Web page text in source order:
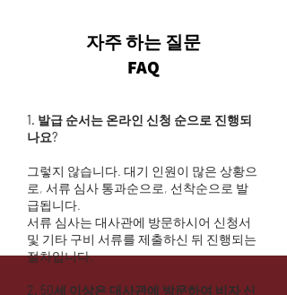
자주 하는 질문
FAQ
1. 발급 순서는 온라인 신청 순으로 진행되
나요?
그렇지 않습니다. 대기 인원이 많은 상황으
로, 서류 심사 통과순으로, 선착순으로 발
급됩니다.
서류 심사는 대사관에 방문하시어 신청서
및 기타 구비 서류를 제출하신 뒤 진행되는
절차입니다.
2. 50세 이상은 대사관에 방문하여 비자 신